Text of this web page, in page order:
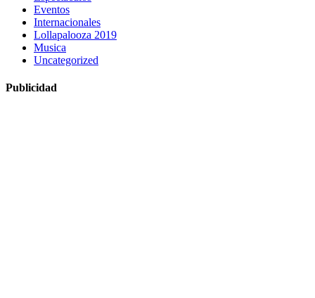
Eventos
Internacionales
Lollapalooza 2019
Musica
Uncategorized
Publicidad